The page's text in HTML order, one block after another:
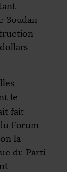
Soudan
le
fait
Forum
la
du Parti